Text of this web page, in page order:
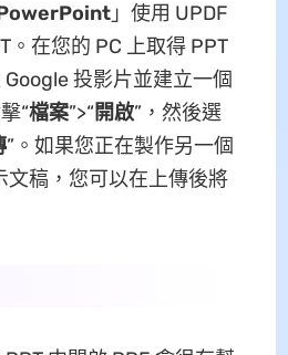
」使用 UPDF
。在您的 PC 上取得 PPT
投影片並建立一個
“檔案”>“開啟”，然後選
”。如果您正在製作另一個
文稿，您可以在上傳後將